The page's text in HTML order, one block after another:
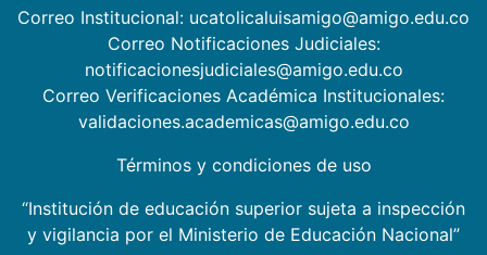
Correo Institucional: ucatolicaluisamigo@amigo.edu.co
Correo Notificaciones Judiciales:
notificacionesjudiciales@amigo.edu.co
Correo Verificaciones Académica Institucionales:
validaciones.academicas@amigo.edu.co
Términos y condiciones de uso
“Institución de educación superior sujeta a inspección
y vigilancia por el Ministerio de Educación Nacional”